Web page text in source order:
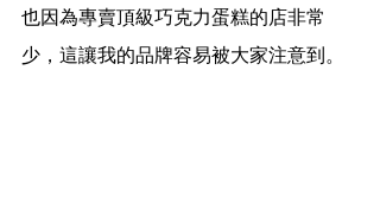
也因為專賣頂級巧克力蛋糕的店非常
少，這讓我的品牌容易被大家注意到。